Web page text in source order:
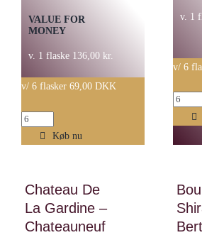
VALUE FOR
MONEY
v. 1 flaske 136,00 kr.
v/ 6 flasker 69,00 DKK
Langenwalter
trocken
vom
Löss
Køb nu
v. 1
v/ 6
antal
Chateau De
La Gardine –
Chateauneuf